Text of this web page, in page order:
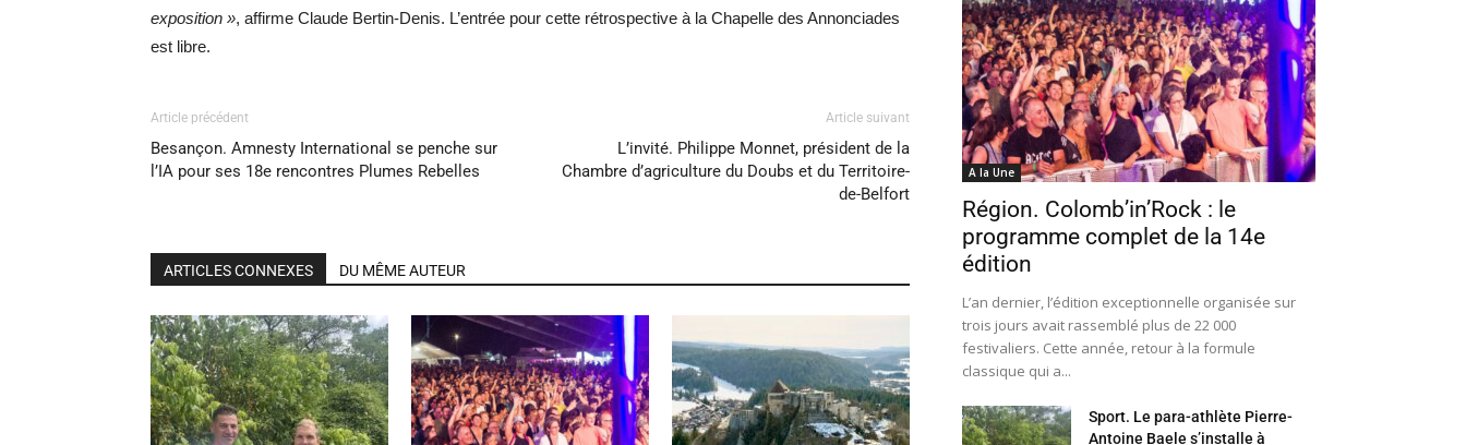
exposition », affirme Claude Bertin-Denis. L’entrée pour cette rétrospective à la Chapelle des Annonciades
est libre.
Article précédent
Besançon. Amnesty International se penche sur
l’IA pour ses 18e rencontres Plumes Rebelles
Article suivant
L’invité. Philippe Monnet, président de la
Chambre d’agriculture du Doubs et du Territoire-
de-Belfort
ARTICLES CONNEXES DU MÊME AUTEUR
A la Une
Région. Colomb’in’Rock : le
programme complet de la 14e
édition
L’an dernier, l’édition exceptionnelle organisée sur
trois jours avait rassemblé plus de 22 000
festivaliers. Cette année, retour à la formule
classique qui a...
Sport. Le para-athlète Pierre-
Antoine Baele s’installe à